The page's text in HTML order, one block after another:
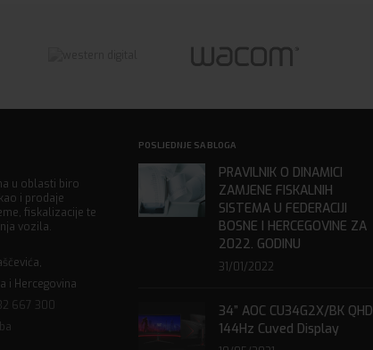
u oblasti biro
i prodaje
fiskalizacije te
vozila.
i Hercegovina
667 300
POSLJEDNJE SA BLOGA
PRAVILNIK O DINAMICI
ZAMJENE FISKALNIH
SISTEMA U FEDERACIJI
BOSNE I HERCEGOVINE ZA
2022. GODINU
31/01/2022
34” AOC CU34G2X/BK QHD
144Hz Cuved Display